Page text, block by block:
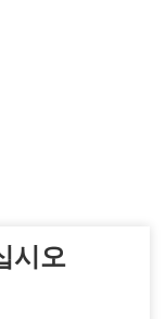
시오